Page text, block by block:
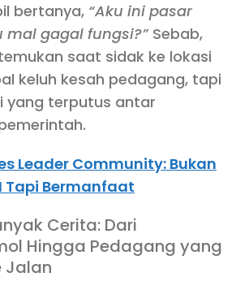
bertanya, “Aku ini pasar
gagal fungsi?”Sebab,
saat sidak ke lokasi
keluh kesah pedagang, tapi
yang terputus antar
Leader Community: Bukan
Tapi Bermanfaat
Cerita: Dari
Hingga Pedagang yang
Jalan